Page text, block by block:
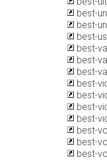
best-
best-
best-
best-
best-
best-
best-
best-
best-
best-
best-
best-
best-